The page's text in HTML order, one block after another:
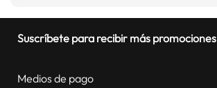
Suscríbete para recibir más promociones
Medios de pago